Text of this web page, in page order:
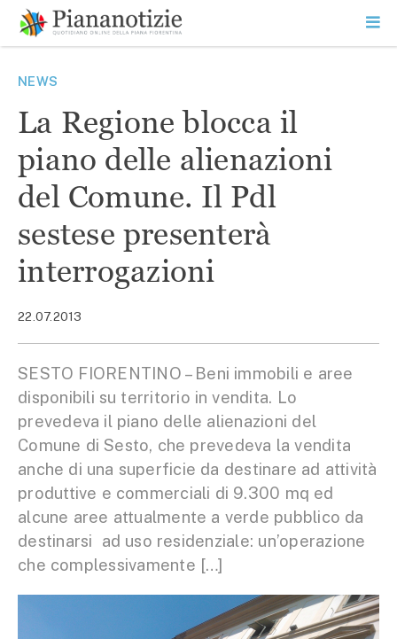
contenuto
SEARCH
NEWS
La Regione blocca il
piano delle alienazioni
del Comune. Il Pdl
sestese presenterà
interrogazioni
22.07.2013
SESTO FIORENTINO – Beni immobili e aree
disponibili su territorio in vendita. Lo
prevedeva il piano delle alienazioni del
Comune di Sesto, che prevedeva la vendita
anche di una superficie da destinare ad attività
produttive e commerciali di 9.300 mq ed
alcune aree attualmente a verde pubblico da
destinarsi ad uso residenziale: un’operazione
che complessivamente […]